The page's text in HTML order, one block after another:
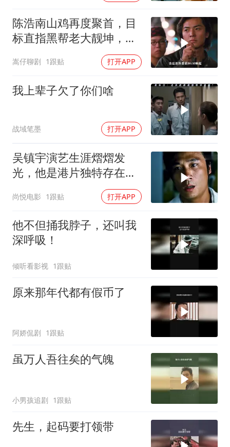
奋进开新局 实干挑大梁
陈浩南山鸡再度聚首，目
标直指黑帮老大靓坤，一
嵩仔聊剧 1跟贴 打开APP
我上辈子欠了你们啥
战域笔墨 打开APP
吴镇宇演艺生涯熠熠发
光，他是港片独特存在，
为港片而生名副其实
尚悦电影 1跟贴 打开APP
他不但捅我脖子，还叫我
深呼吸！
倾听看影视 1跟贴
原来那年代都有假币了
阿娇侃剧 1跟贴
虽万人吾往矣的气魄
小男孩追剧 1跟贴
先生，起码要打领带